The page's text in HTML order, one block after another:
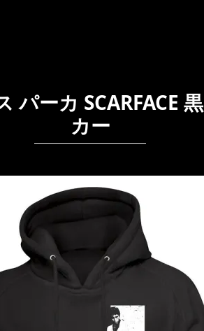
パーカ SCARFACE
カー